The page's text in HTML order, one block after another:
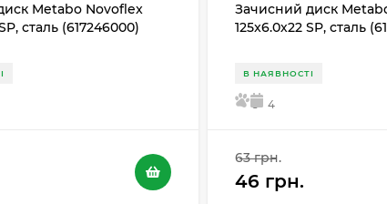
Metabo Novoflex
сталь (617246000)
Зачисний диск
125x6.0х22 SP, сталь
В НАЯВНОСТІ
5 4
63 грн.
46 грн.